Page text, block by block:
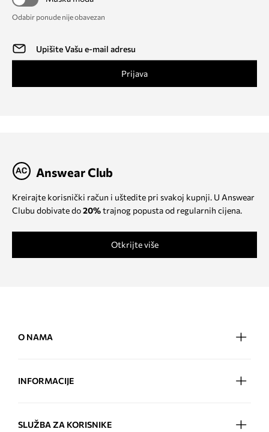
Odabir ponude nije obavezan
Prijava
Answear Club
Kreirajte korisnički račun i uštedite pri svakoj kupnji. U Answear
Clubu dobivate do20%trajnog popusta od regularnih cijena.
Otkrijte više
O NAMA
INFORMACIJE
SLUŽBA ZA KORISNIKE